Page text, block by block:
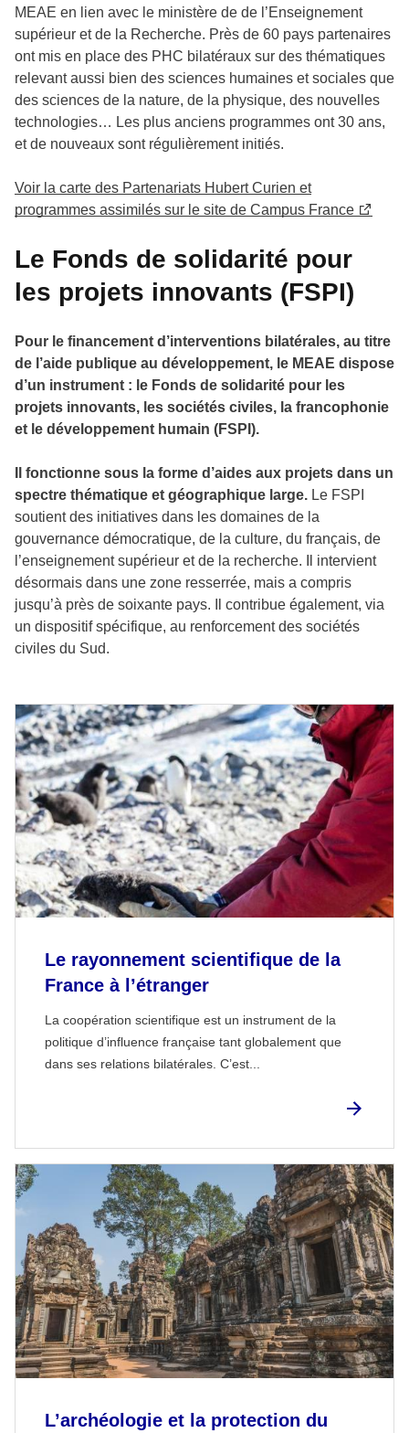
MEAE en lien avec le ministère de de l’Enseignement
supérieur et de la Recherche. Près de 60 pays partenaires
ont mis en place des PHC bilatéraux sur des thématiques
relevant aussi bien des sciences humaines et sociales que
des sciences de la nature, de la physique, des nouvelles
technologies… Les plus anciens programmes ont 30 ans,
et de nouveaux sont régulièrement initiés.
Voir la carte des Partenariats Hubert Curien et
programmes assimilés sur le site de Campus France
Le Fonds de solidarité pour
les projets innovants (FSPI)
Pour le financement d’interventions bilatérales, au titre
de l’aide publique au développement, le MEAE dispose
d’un instrument : le Fonds de solidarité pour les
projets innovants, les sociétés civiles, la francophonie
et le développement humain (FSPI).
Il fonctionne sous la forme d’aides aux projets dans un
spectre thématique et géographique large. Le FSPI
soutient des initiatives dans les domaines de la
gouvernance démocratique, de la culture, du français, de
l’enseignement supérieur et de la recherche. Il intervient
désormais dans une zone resserrée, mais a compris
jusqu’à près de soixante pays. Il contribue également, via
un dispositif spécifique, au renforcement des sociétés
civiles du Sud.
Le rayonnement scientifique de la
France à l’étranger
La coopération scientifique est un instrument de la
politique d’influence française tant globalement que
dans ses relations bilatérales. C’est...
L’archéologie et la protection du